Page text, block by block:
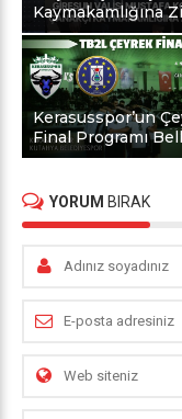
Kaymakamlığına
Kerasusspor’un
Final Programı
YORUM BIRAK